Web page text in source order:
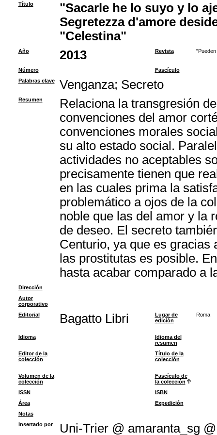
Título
"Sacarle he lo suyo y lo
Segretezza d'amore
"Celestina"
Año 2013 Revista
Número
Fascículo
Palabras clave
Venganza; Secreto
Resumen
Relaciona la transgresión
convenciones del amor
convenciones morales
su alto estado social.
actividades no aceptables
precisamente tienen que
en las cuales prima la
problemático a ojos de la
noble que las del amor y la
de deseo. El secreto
Centurio, ya que es gracias
las prostitutas es posible.
hasta acabar comparado a
Dirección
Autor
corporativo
Editorial
Bagatto Libri
Lugar de
edición
Roma
Idioma
Idioma del
resumen
Editor de la
colección
Título de la
colección
Volumen de la
colección
Fascículo de
la colección
ISSN
ISBN
Área
Expedición
Notas
Insertado por
Uni-Trier @ amaranta_sg @